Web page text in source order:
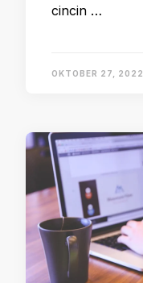
cincin …
OKTOBER 27, 2022